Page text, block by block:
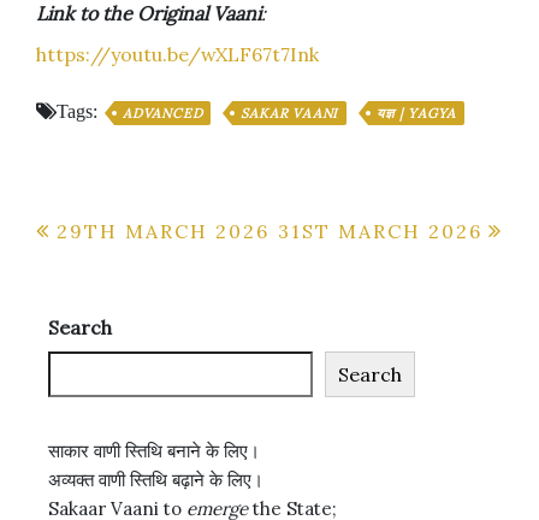
Link to the Original Vaani:
https://youtu.be/wXLF67t7Ink
Tags: ADVANCED SAKAR VAANI यज्ञ | YAGYA
Post
29TH MARCH 2026 31ST MARCH 2026
Search
Search
साकार वाणी स्तिथि बनाने के लिए।
अव्यक्त वाणी स्तिथि बढ़ाने के लिए।
Sakaar Vaani to emergethe State;